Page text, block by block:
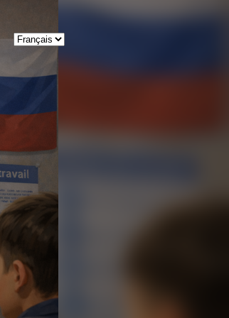
Choisir
langue